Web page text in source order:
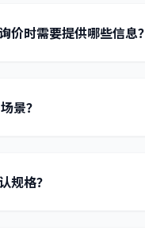
价时需要提供哪些信息？
景？
规格？